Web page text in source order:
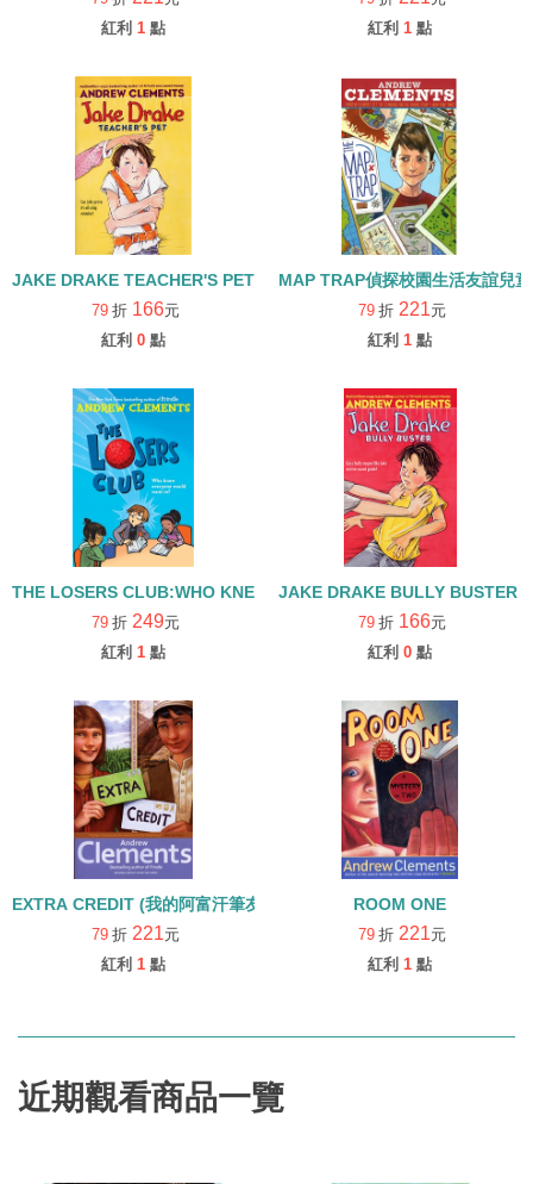
紅利 1 點
紅利 1 點
JAKE DRAKE TEACHER'S PET(我是傑克，完美馬屁精)
79 折 166元
紅利 0 點
MAP TRAP偵探校園生活友誼兒
79 折 221元
紅利 1 點
THE LOSERS CLUB:WHO KNEW EVERYONE WOULD WANT IN?
79 折 249元
紅利 1 點
JAKE DRAKE BULLY BUSTER (
79 折 166元
紅利 0 點
EXTRA CREDIT (我的阿富汗筆友)
79 折 221元
紅利 1 點
ROOM ONE
79 折 221元
紅利 1 點
近期觀看商品一覽